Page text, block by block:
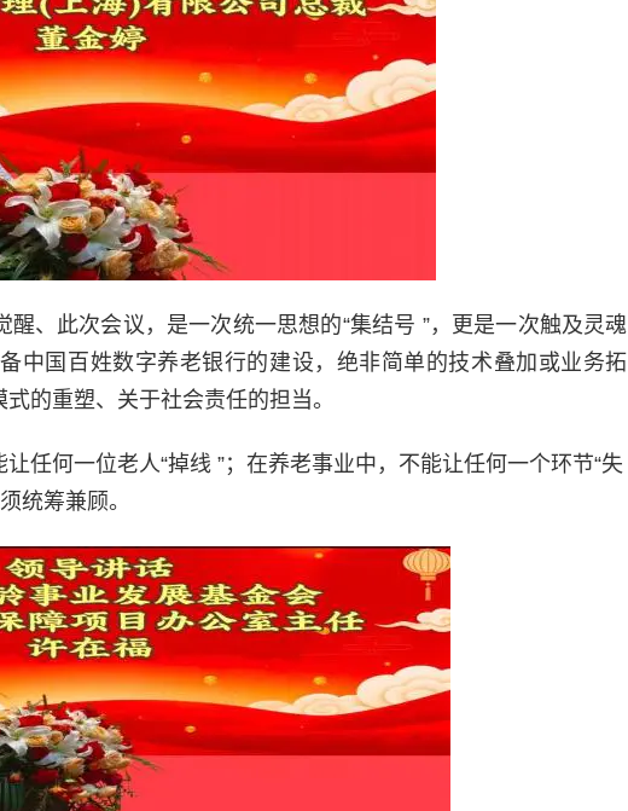
、此次会议，是一次统一思想的“集结号 ”，更是一次触及灵魂
中国百姓数字养老银行的建设，绝非简单的技术叠加或业务拓
的重塑、关于社会责任的担当。
任何一位老人“掉线 ”；在养老事业中，不能让任何一个环节“失
统筹兼顾。